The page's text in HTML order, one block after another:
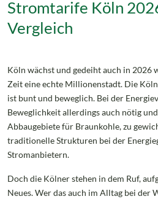
Stromtarife Köln
Vergleich
Köln wächst und gedeiht auch in 2026
Zeit eine echte Millionenstadt. Die
ist bunt und beweglich. Bei der
Beweglichkeit allerdings auch nötig
Abbaugebiete für Braunkohle, zu
traditionelle Strukturen bei der
Stromanbietern.
Doch die Kölner stehen in dem Ruf,
Neues. Wer das auch im Alltag bei der